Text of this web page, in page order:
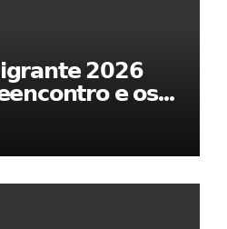
𝟮𝟬𝟮𝟲
𝗲 𝗼𝘀
𝗠𝘂𝗿𝗰̧𝗮